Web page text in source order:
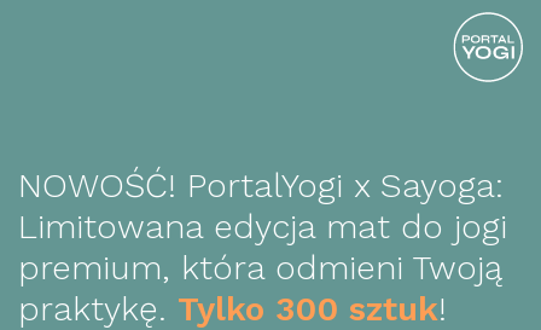
NOWOŚĆ! PortalYogi x Sayoga:
Limitowana edycja mat do jogi
premium, która odmieni Twoją
praktykę. Tylko 300 sztuk!